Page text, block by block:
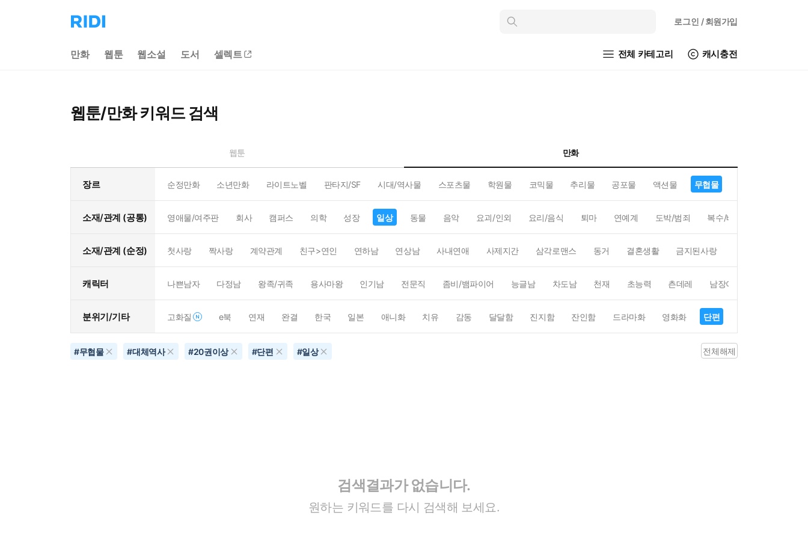
리
디
으
인
로그인 / 회원가입
만화 웹툰 웹소설 도서 셀렉트 전체 카테고리 캐시충전
웹툰/만화 키워드 검색
웹툰 만화
장르 순정만화 소년만화 라이트노벨 판타지/SF 시대/역사물 스포츠물 학원물 코믹물 추리물 공포물 액션물 무협물
소재/관계 (공통) 영애물/여주판 회사 캠퍼스 의학 성장 일상 동물 음악 요괴/인외 요리/음식 퇴마 연예계 도박/범죄 복수/배신
소재/관계 (순정) 첫사랑 짝사랑 계약관계 친구>연인 연하남 연상남 사내연애 사제지간 삼각로맨스 동거 결혼생활 금지된사랑
캐릭터 나쁜남자 다정남 왕족/귀족 용사마왕 인기남 전문직 좀비/뱀파이어 능글남 차도남 천재 초능력 츤데레 남장여자
분위기/기타 고화질 e북 연재 완결 한국 일본 애니화 치유 감동 달달함 진지함 잔인함 드라마화 영화화 단편
#무협물 #대체역사 #20권이상 #단편 #일상 전체해제
검색결과가 없습니다.
원하는 키워드를 다시 검색해 보세요.